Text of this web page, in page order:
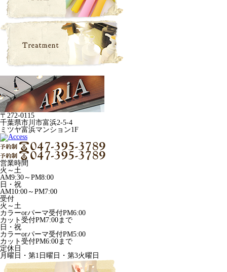
〒272-0115
千葉県市川市富浜2-5-4
ミツヤ富浜マンション1F
営業時間
火～土
AM9:30～PM8:00
日・祝
AM10:00～PM7:00
受付
火～土
カラーorパーマ受付PM6:00
カット受付PM7:00まで
日・祝
カラーorパーマ受付PM5:00
カット受付PM6:00まで
定休日
月曜日・第1日曜日・第3火曜日